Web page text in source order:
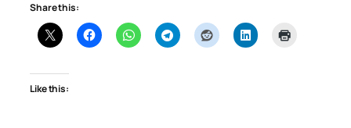
Share this:
Like this: